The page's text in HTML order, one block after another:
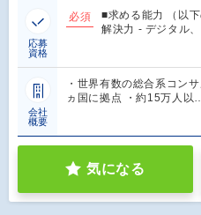
応募
資格
必須
■求める能力 （以
解決力 - デジタル
会社
概要
・世界有数の総合系コン
ヵ国に拠点 ・約15万人以
気になる